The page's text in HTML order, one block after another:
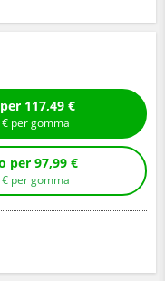
Compra con montaggio per 117,49 €
€ per gomma
Compra senza montaggio per 97,99 €
€ per gomma